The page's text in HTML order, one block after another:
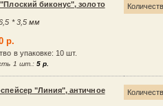
биконус", золото
* 3,5 мм
р.
в упаковке: 10 шт.
1 шт.: 5 р.
"Линия", античное